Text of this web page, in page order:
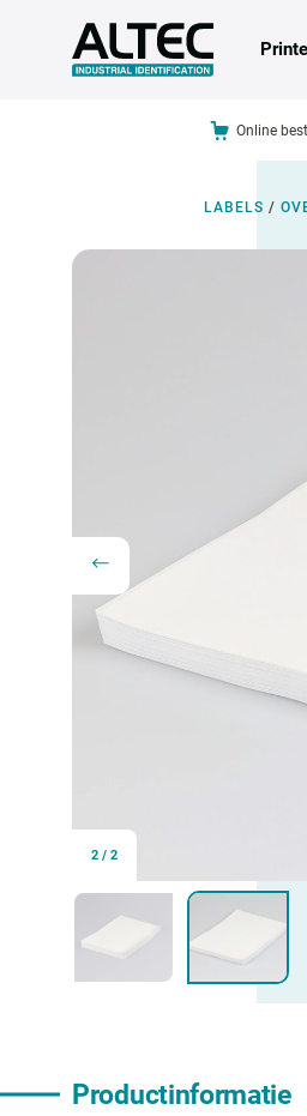
Online
LABELS /
2 / 2
Productinformatie